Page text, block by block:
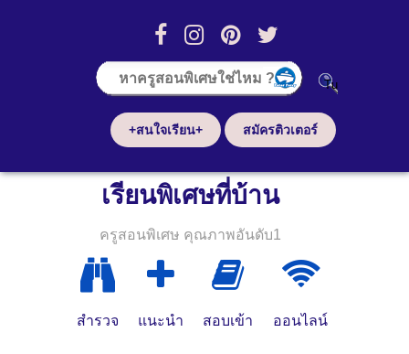
+สนใจเรียน+ สมัครติวเตอร์
เรียนพิเศษที่บ้าน
ครูสอนพิเศษ คุณภาพอันดับ1
สำรวจ แนะนำ สอบเข้า ออนไลน์